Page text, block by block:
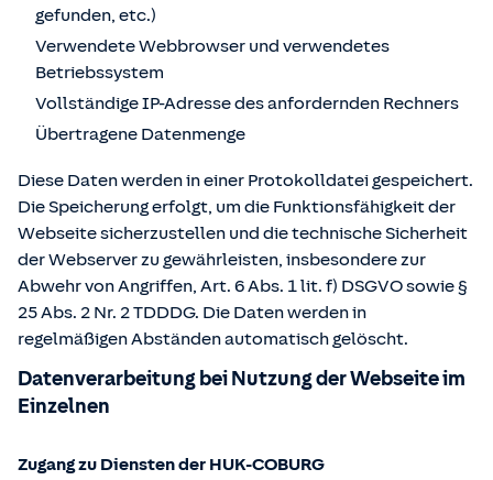
gefunden, etc.)
Verwendete Webbrowser und verwendetes
Betriebssystem
Vollständige IP-Adresse des anfordernden Rechners
Übertragene Datenmenge
Diese Daten werden in einer Protokolldatei gespeichert.
Die Speicherung erfolgt, um die Funktionsfähigkeit der
Webseite sicherzustellen und die technische Sicherheit
der Webserver zu gewährleisten, insbesondere zur
Abwehr von Angriffen, Art. 6 Abs. 1 lit. f) DSGVO sowie §
25 Abs. 2 Nr. 2 TDDDG. Die Daten werden in
regelmäßigen Abständen automatisch gelöscht.
Datenverarbeitung bei Nutzung der Webseite im
Einzelnen
Zugang zu Diensten der HUK-COBURG